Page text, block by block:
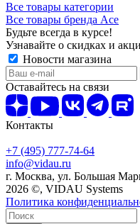
Все товары категории
Все товары бренда Ace
Будьте всегда в курсе!
Узнавайте о скидках и
Новости магазина
Оставайтесь на связи
Контакты
+7 (495) 777-74-64
info@vidau.ru
г. Москва, ул. Большая
2026 ©, VIDAU Systems
Политика